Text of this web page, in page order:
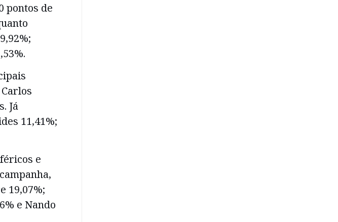
pontos de
Já
11,41%;
e
19,07%;
e Nando